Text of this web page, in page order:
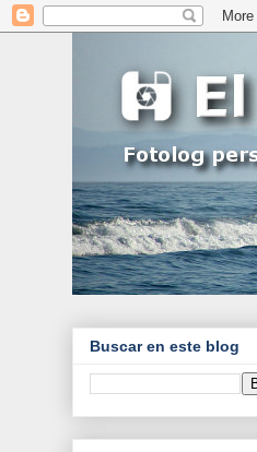
Buscar en este blog